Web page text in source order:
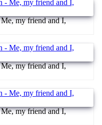
my friend and I,
my friend and I,
my friend and I,